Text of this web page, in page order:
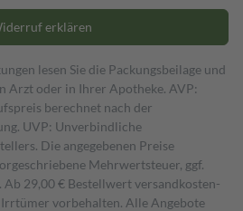
erklären
lesen Sie die Packungsbeilage und
Arzt oder in Ihrer Apotheke. AVP:
berechnet nach der
UVP: Unverbindliche
Die angegebenen Preise
Mehrwertsteuer, ggf.
Ab 29,00 € Bestell­wert versand­kosten­
vorbehalten. Alle Angebote